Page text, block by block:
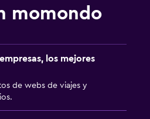
momondo
los mejores
de webs de viajes y